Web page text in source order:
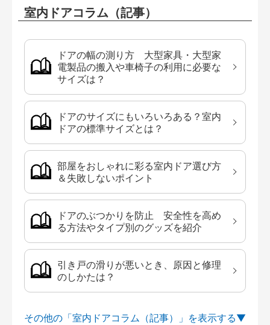
室内ドアコラム（記事）
ドアの幅の測り方 大型家具・大型家
電製品の搬入や車椅子の利用に必要な
サイズは？
ドアのサイズにもいろいろある？室内
ドアの標準サイズとは？
部屋をおしゃれに彩る室内ドア選び方
＆失敗しないポイント
ドアのぶつかりを防止 安全性を高め
る方法やタイプ別のグッズを紹介
引き戸の滑りが悪いとき、原因と修理
のしかたは？
その他の「室内ドアコラム（記事）」を